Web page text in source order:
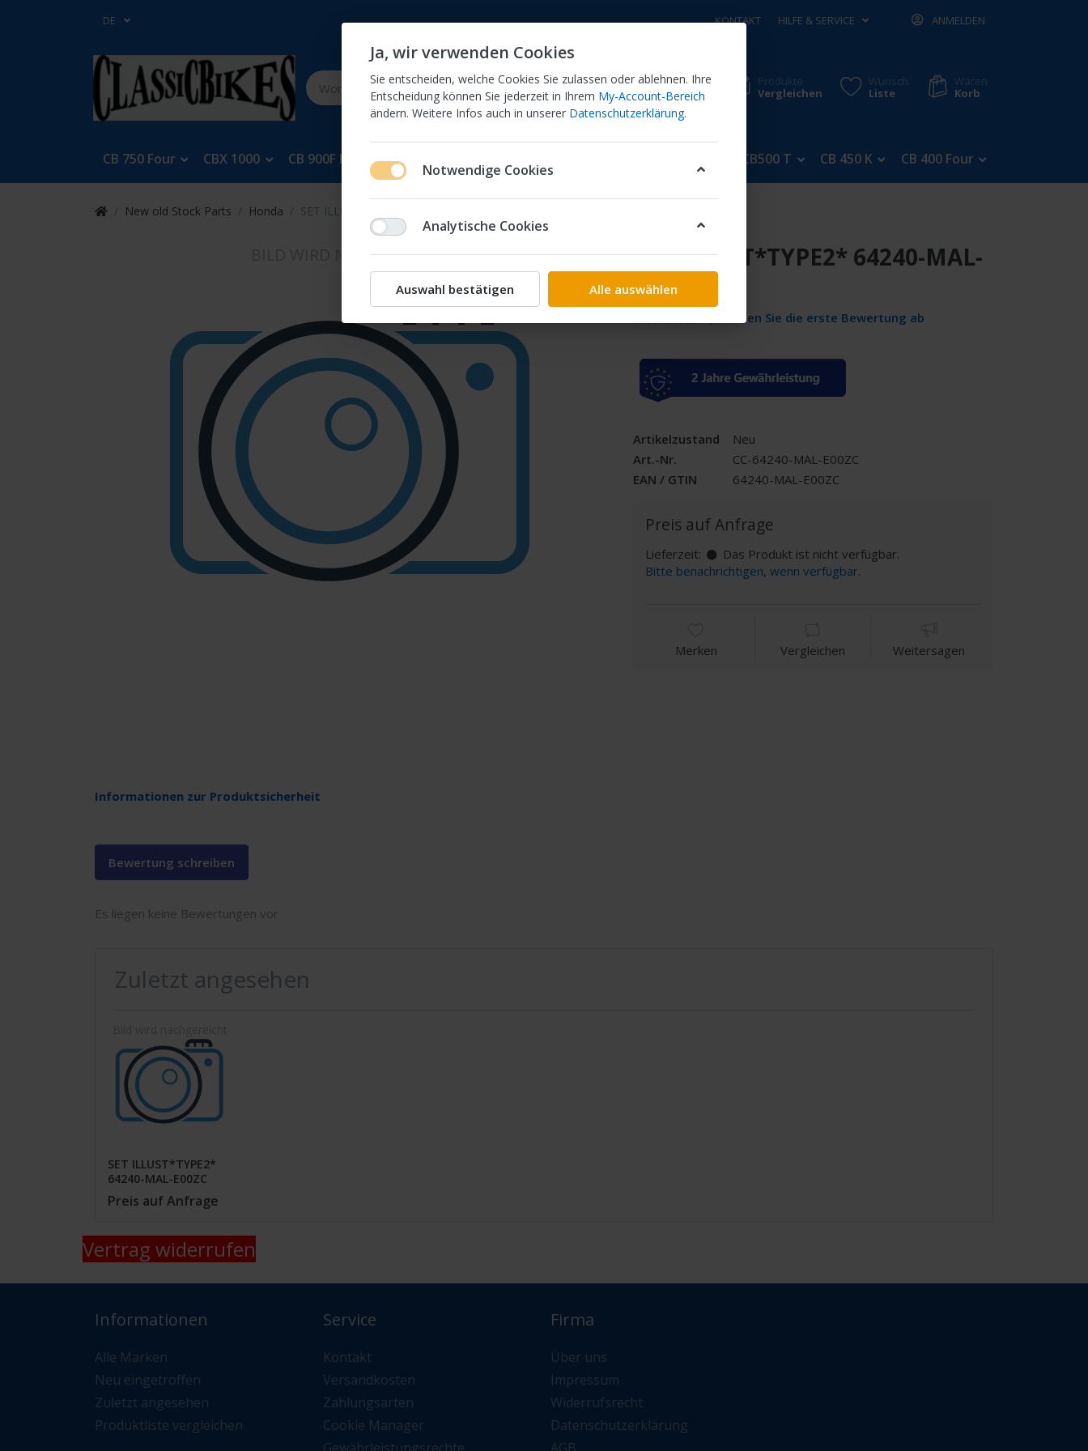
DE KONTAKT HILFE & SERVICE ANMELDEN
Produkte
Vergleichen
Wunsch
Liste
Waren
Korb
CB 750 Four CBX 1000 CB 900F Bol Dor CB500 T CB 450 K CB 400 Four
New old Stock Parts Honda SET ILLUST*TYPE2* 64240-MAL-E00ZC
Informationen zur Produktsicherheit
SET ILLUST*TYPE2* 64240-MAL-
E00ZC
Geben Sie die erste Bewertung ab
Artikelzustand
Neu
Art.-Nr.
CC-64240-MAL-E00ZC
EAN / GTIN
64240-MAL-E00ZC
Preis auf Anfrage
Lieferzeit:
Das Produkt ist nicht verfügbar.
Bitte benachrichtigen, wenn verfügbar.
Merken Vergleichen Weitersagen
Bewertung schreiben
Es liegen keine Bewertungen vor
Zuletzt angesehen
SET ILLUST*TYPE2*
64240-MAL-E00ZC
Preis auf Anfrage
Vertrag widerrufen
Informationen
Alle Marken
Neu eingetroffen
Zuletzt angesehen
Produktliste vergleichen
Service
Kontakt
Versandkosten
Zahlungsarten
Cookie Manager
Firma
Über uns
Impressum
Widerrufsrecht
Datenschutzerklärung
Ja, wir verwenden Cookies
Sie entscheiden, welche Cookies Sie zulassen oder ablehnen. Ihre
Entscheidung können Sie jederzeit in Ihrem My-Account-Bereich
ändern. Weitere Infos auch in unserer Datenschutzerklärung.
Notwendige Cookies
Analytische Cookies
Auswahl bestätigen Alle auswählen